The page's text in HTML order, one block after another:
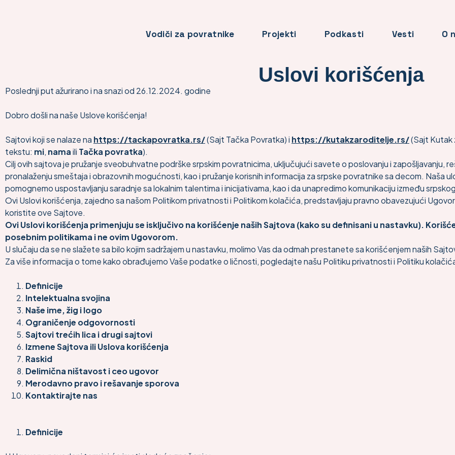
Vodiči za povratnike Projekti Podkasti Vesti O
Uslovi korišćenja
Poslednji put ažurirano i na snazi od 26.12.2024. godine
Dobro došli na naše Uslove korišćenja!
Sajtovi koji se nalaze na https://tackapovratka.rs/(Sajt Tačka Povratka) i https://kutakzaroditelje.rs/(Sajt Kutak
tekstu: mi, namaili Tačka povratka).
Cilj ovih sajtova je pružanje sveobuhvatne podrške srpskim povratnicima, uključujući savete o poslovanju i zapošljavanju,
pronalaženju smeštaja i obrazovnih mogućnosti, kao i pružanje korisnih informacija za srpske povratnike sa decom. Naša
pomognemo uspostavljanju saradnje sa lokalnim talentima i inicijativama, kao i da unapredimo komunikaciju između
Ovi Uslovi korišćenja, zajedno sa našom Politikom privatnosti i Politikom kolačića, predstavljaju pravno obavezujući
koristite ove Sajtove.
Ovi Uslovi korišćenja primenjuju se isključivo na korišćenje naših Sajtova (kako su definisani u nastavku).
posebnim politikama i ne ovim Ugovorom.
U slučaju da se ne slažete sa bilo kojim sadržajem u nastavku, molimo Vas da odmah prestanete sa korišćenjem naših
Za više informacija o tome kako obrađujemo Vaše podatke o ličnosti, pogledajte našu Politiku privatnosti i Politiku
Definicije
Intelektualna svojina
Naše ime, žig i logo
Ograničenje odgovornosti
Sajtovi trećih lica i drugi sajtovi
Izmene Sajtova ili Uslova korišćenja
Raskid
Delimična ništavost i ceo ugovor
Merodavno pravo i rešavanje sporova
Kontaktirajte nas
Definicije